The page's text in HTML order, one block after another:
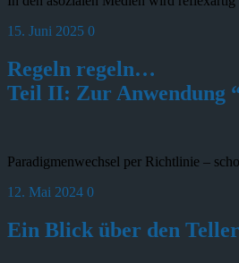
15. Juni 2025 0
Regeln regeln…
Teil II: Zur Anwendung
Paradigmenwechsel per Richtlinie –
12. Mai 2024 0
Ein Blick über den